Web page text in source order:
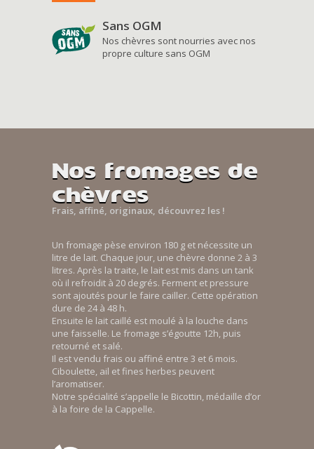
Sans OGM
Nos chèvres sont nourries avec nos
propre culture sans OGM
Nos fromages de
chèvres
Frais, affiné, originaux, découvrez les !
Un fromage pèse environ 180 g et nécessite un
litre de lait. Chaque jour, une chèvre donne 2 à 3
litres. Après la traite, le lait est mis dans un tank
où il refroidit à 20 degrés. Ferment et pressure
sont ajoutés pour le faire cailler. Cette opération
dure de 24 à 48 h.
Ensuite le lait caillé est moulé à la louche dans
une faisselle. Le fromage s’égoutte 12h, puis
retourné et salé.
Il est vendu frais ou affiné entre 3 et 6 mois.
Ciboulette, ail et fines herbes peuvent
l’aromatiser.
Notre spécialité s’appelle le Bicottin, médaille d’or
à la foire de la Cappelle.